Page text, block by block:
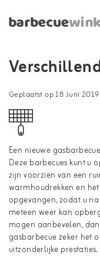
Geplaatst op18 Juni 2019
Een nieuwe
Deze barbecues kunt u
zijn voorzien van een
warmhoudrekken en
opgevangen, zodat u
meteen weer kan
mogen aanbevelen,
gasbarbecue zeker het
uitzonderlijke prestaties.